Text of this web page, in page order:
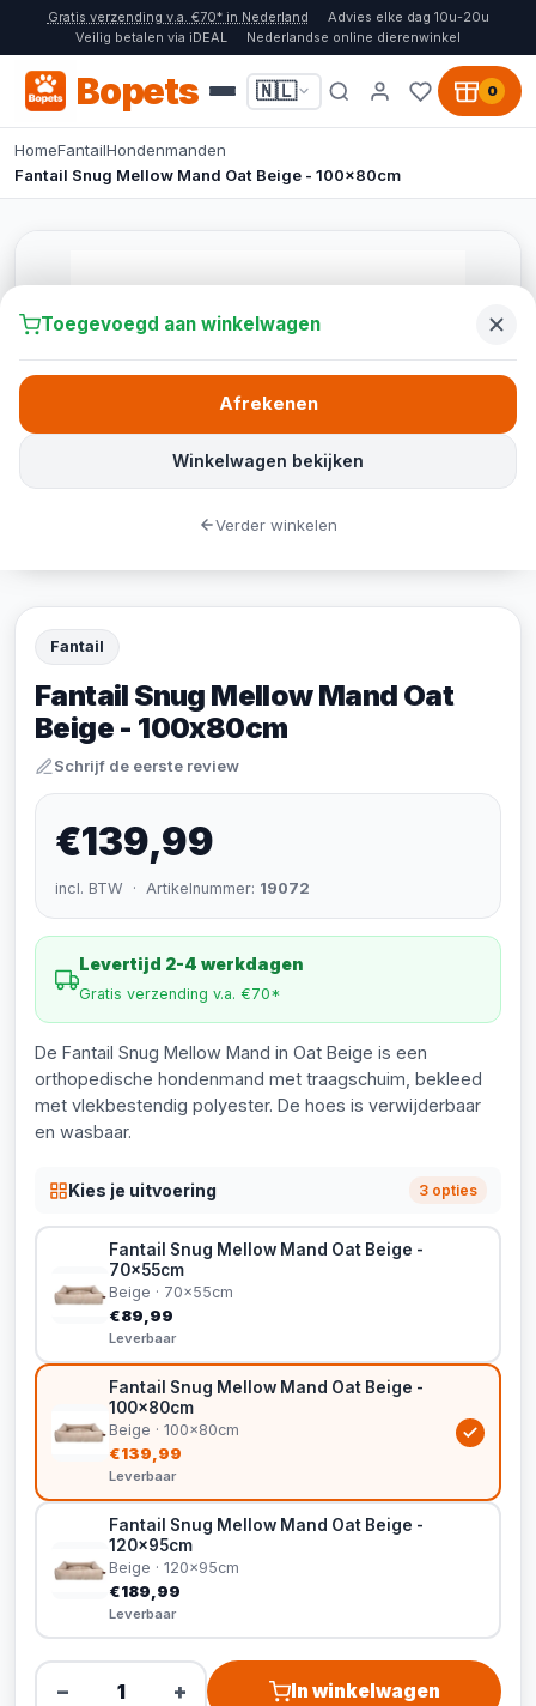
Gratis verzending v.a. €70* in Nederland
Advies elke dag 10u-20u
Veilig betalen via iDEAL
Nederlandse online dierenwinkel
Bopets 🇳🇱 0
HomeFantailHondenmanden
Fantail Snug Mellow Mand Oat Beige - 100x80cm
Fantail
Fantail Snug Mellow Mand Oat
Beige - 100x80cm
Schrijf de eerste review
€139,99
incl. BTW · Artikelnummer: 19072
Levertijd 2-4 werkdagen
Gratis verzending v.a. €70*
De Fantail Snug Mellow Mand in Oat Beige is een
orthopedische hondenmand met traagschuim, bekleed
met vlekbestendig polyester. De hoes is verwijderbaar
en wasbaar.
Kies je uitvoering 3 opties
Fantail Snug Mellow Mand Oat Beige -
70x55cm
Beige · 70x55cm
€89,99
Leverbaar
Fantail Snug Mellow Mand Oat Beige -
100x80cm
Beige · 100x80cm
€139,99
Leverbaar
Fantail Snug Mellow Mand Oat Beige -
120x95cm
Beige · 120x95cm
€189,99
Leverbaar
− + In winkelwagen
Toegevoegd aan winkelwagen
Winkelwagen bekijken
Afrekenen
Verder winkelen